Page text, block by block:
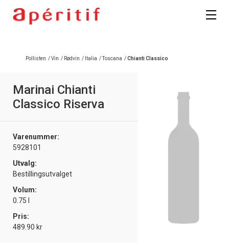
Pollisten /Vin / Rødvin / Italia /Toscana /Chianti Classico
Marinai Chianti
Classico Riserva
Varenummer:
5928101
Utvalg:
Bestillingsutvalget
Volum:
0.75 l
Pris:
489.90 kr